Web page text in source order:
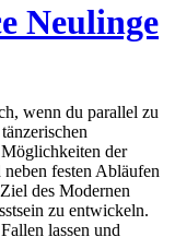
Neulinge
wenn du parallel zu
der
festen Abläufen
des Modernen
zu entwickeln.
lassen und